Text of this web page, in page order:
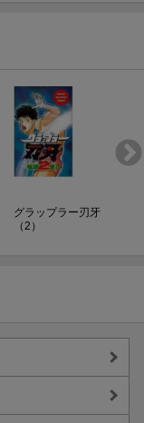
グラップラー刃牙
（2）